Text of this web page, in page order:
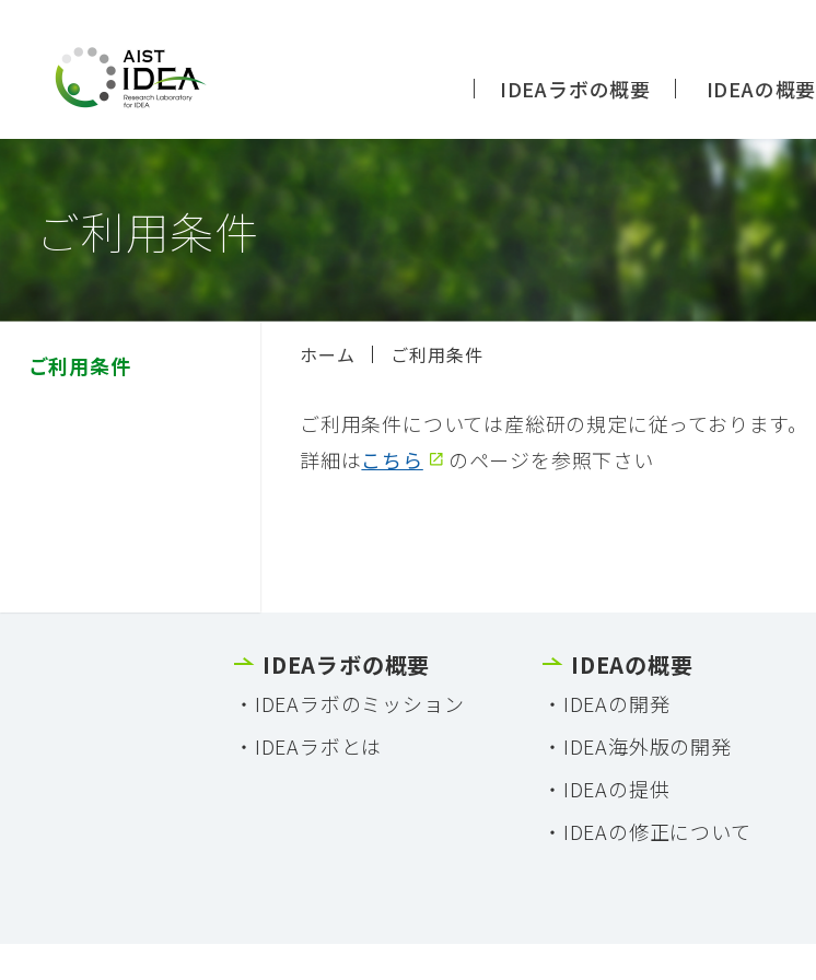
IDEAラボの概要
IDEAの概要
ご利用条件
ご利用条件 ホーム ご利用条件
ご利用条件については産総研の規定に従っております。
詳細はこちら のページを参照下さい
IDEAラボの概要
IDEAラボのミッション
IDEAラボとは
IDEAの概要
IDEAの開発
IDEA海外版の開発
IDEAの提供
IDEAの修正について